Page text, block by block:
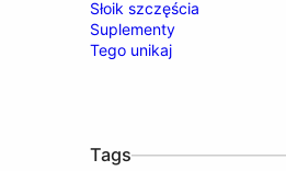
Słoik szczęścia
Suplementy
Tego unikaj
Tags